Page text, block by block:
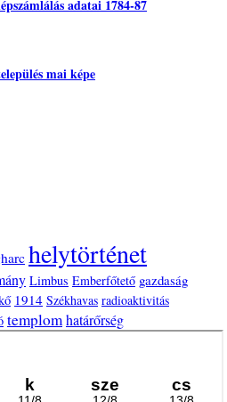
adatai 1784-87
mai képe
helytörténet
Limbus Emberfőtető gazdaság
1914 Székhavas radioaktivitás
templomhatárőrség